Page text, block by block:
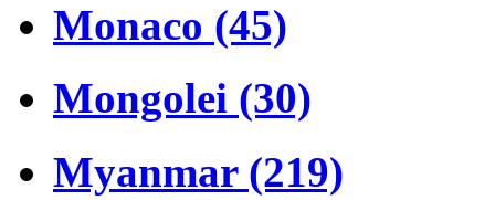
Monaco (45)
Mongolei (30)
Myanmar (219)